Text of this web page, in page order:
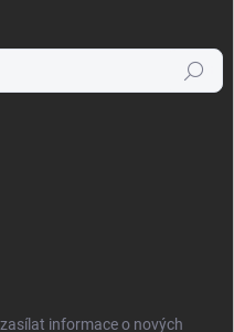
Hledat
informace o nových